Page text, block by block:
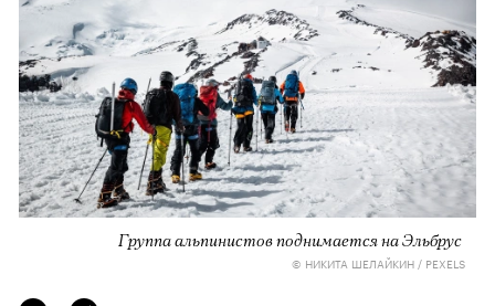
Группа альпинистов поднимается на Эльбрус
© НИКИТА ШЕЛАЙКИН / PEXELS